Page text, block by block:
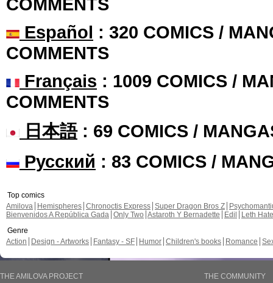
Español : 320 COMICS /
COMMENTS
Français : 1009 COMICS /
COMMENTS
日本語: 69 COMICS /
Русский : 83 COMICS /
Top comics
Amilova
Hemispheres Chronoctis Express Super Dragon Bros Z
Bienvenidos A República Gada Only Two Astaroth Y Bernadette Edil
Leth Hate
Genre
Action
Design - Artworks Fantasy - SF Humor Children's books Romance
THE AMILOVA PROJECT
THE COMMUNITY